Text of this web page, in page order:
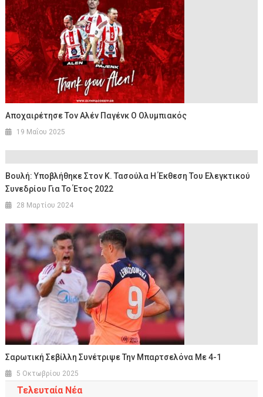
Αποχαιρέτησε Τον Αλέν Παγένκ Ο Ολυμπιακός
19 Μαΐου 2025
Βουλή: Υποβλήθηκε Στον Κ. Τασούλα Η Έκθεση Του Ελεγκτικού
Συνεδρίου Για Το Έτος 2022
28 Μαρτίου 2024
Σαρωτική Σεβίλλη Συνέτριψε Την Μπαρτσελόνα Με 4-1
5 Οκτωβρίου 2025
Τελευταία Νέα